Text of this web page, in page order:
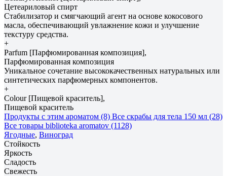
Цетеариловый спирт
Стабилизатор и смягчающий агент на основе кокосового
масла, обеспечивающий увлажнение кожи и улучшение
текстуру средства.
+
Parfum [Парфюмированная композиция],
Парфюмированная композиция
Уникальное сочетание высококачественных натуральных или
синтетических парфюмерных компонентов.
+
Colour [Пищевой краситель],
Пищевой краситель
Продукты с этим ароматом (8) Все скрабы для тела 150 мл (28)
Все товары biblioteka aromatov (1128)
Ягодные, Виноград
Стойкость
Яркость
Сладость
Свежесть